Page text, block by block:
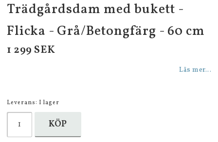
Trädgårdsdam med bukett -
Flicka - Grå/Betongfärg - 60 cm
1 299 SEK
Läs mer...
Leverans: I lager
KÖP